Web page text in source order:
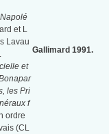
et L
Lavau
et
les Pri
f
ordre
(CL
Gallimard 1991.